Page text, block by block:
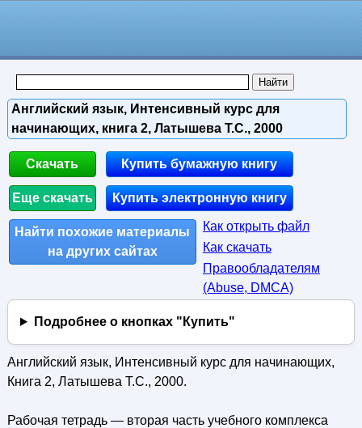
Английский язык, Интенсивный курс для
начинающих, книга 2, Латышева Т.С., 2000
Скачать
Еще скачать
Купить бумажную книгу
Купить электронную книгу
Найти похожие материалы
на других сайтах
Как открыть файл
Как скачать
Правообладателям
(Abuse, DMСA)
Подробнее о кнопках "Купить"
Английский язык, Интенсивный курс для начинающих,
Книга 2, Латышева Т.С., 2000.
Рабочая тетрадь — вторая часть учебного комплекса